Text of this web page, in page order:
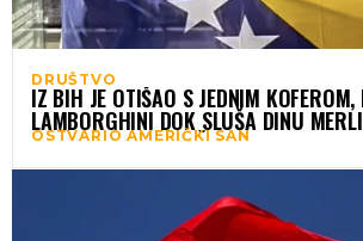
DRUŠTVO
IZ BIH JE OTIŠAO S JEDNIM KOFEROM,
LAMBORGHINI DOK SLUŠA DINU
NEVJEROVATNA PRIČA HARISA REISA
OSTVARIO AMERIČKI SAN